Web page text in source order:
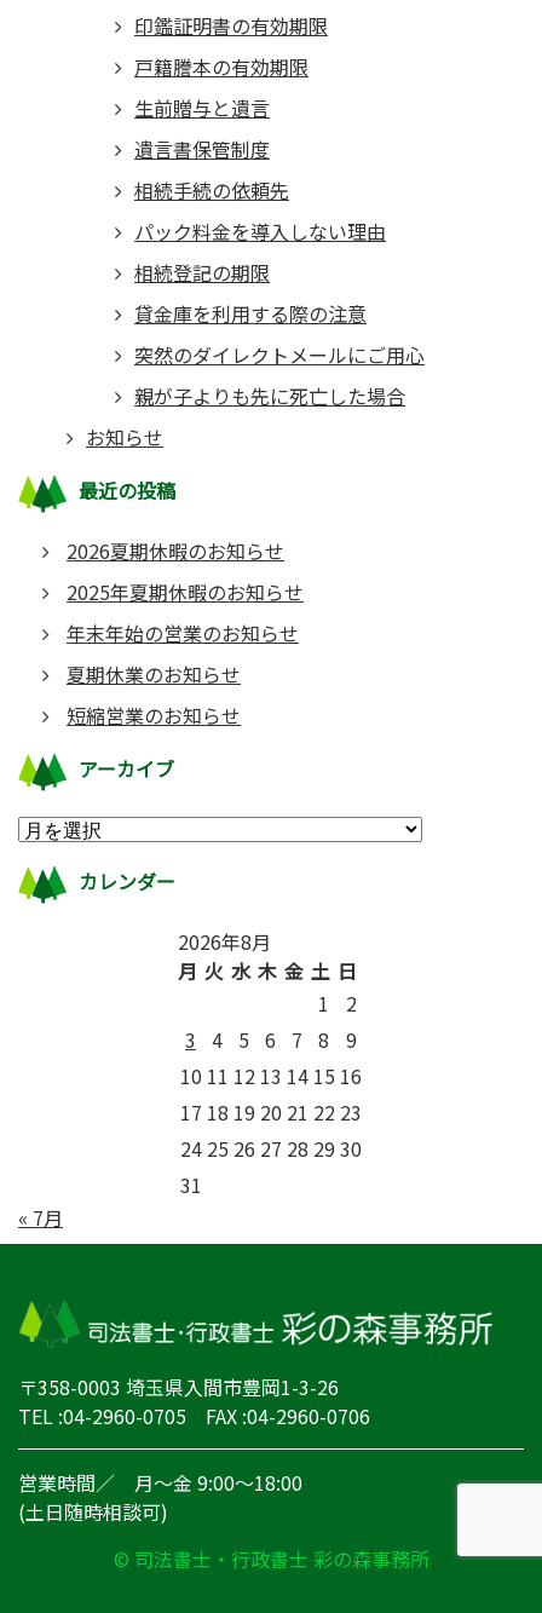
印鑑証明書の有効期限
戸籍謄本の有効期限
生前贈与と遺言
遺言書保管制度
相続手続の依頼先
パック料金を導入しない理由
相続登記の期限
貸金庫を利用する際の注意
突然のダイレクトメールにご用心
親が子よりも先に死亡した場合
お知らせ
最近の投稿
2026夏期休暇のお知らせ
2025年夏期休暇のお知らせ
年末年始の営業のお知らせ
夏期休業のお知らせ
短縮営業のお知らせ
アーカイブ
カレンダー
2026年8月
月 火 水 木 金 土 日
1
2
3 4 5 6 7 8
9
10 11 12 13 14 15 16
17 18 19 20 21 22 23
24 25 26 27 28 2930
31
« 7月
〒358-0003 埼玉県入間市豊岡1-3-26
TEL :04-2960-0705 FAX :04-2960-0706
営業時間／ 月～金 9:00～18:00
(土日随時相談可)
© 司法書士・行政書士 彩の森事務所